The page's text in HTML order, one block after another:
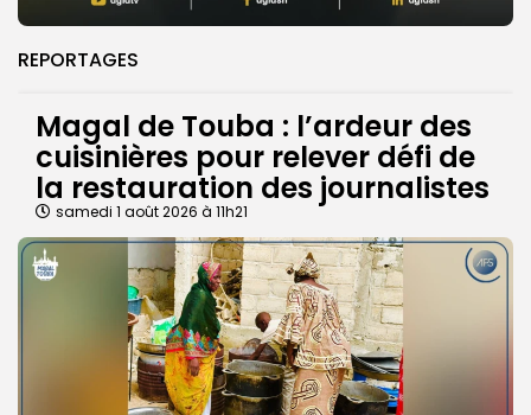
REPORTAGES
Magal de Touba : l’ardeur des
cuisinières pour relever défi de
la restauration des journalistes
samedi 1 août 2026 à 11h21